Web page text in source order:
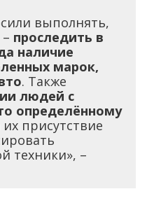
выполнять,
проследить в
наличие
марок,
. Также
людей с
определённому
присутствие
техники», –